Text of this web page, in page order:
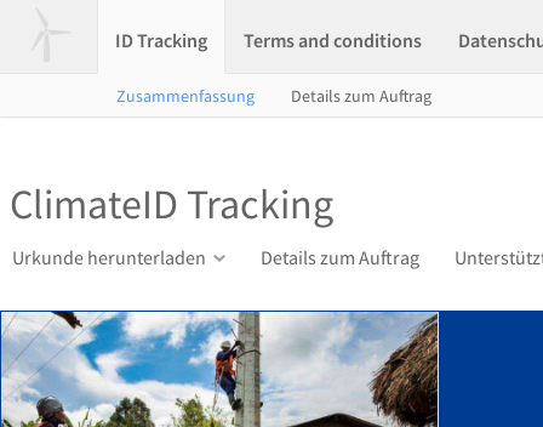
ID Tracking Terms and conditions
Zusammenfassung Details zum Auftrag
ClimateID Tracking
Urkunde herunterladen Details zum Auftrag